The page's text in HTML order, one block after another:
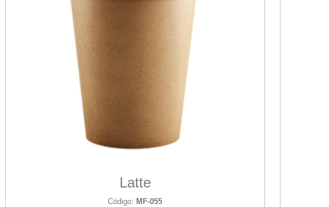
Latte
Código: MF-055